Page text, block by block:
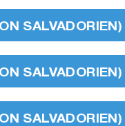
SALVADORIEN)
SALVADORIEN)
SALVADORIEN)